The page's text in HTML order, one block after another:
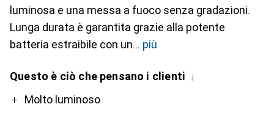
luminosa e una messa a fuoco senza gradazioni.
Lunga durata è garantita grazie alla potente
batteria estraibile con un
più
Questo è ciò che pensano i clienti i
ProMolto luminoso
Contro